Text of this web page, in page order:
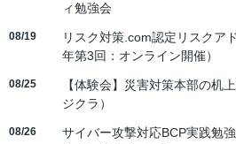
ィ勉強会
08/19
リスク対策.com認定リスクア
年第3回：オンライン開催）
08/25
【体験会】災害対策本部の
ジクラ）
08/26
サイバー攻撃対応BCP実践勉